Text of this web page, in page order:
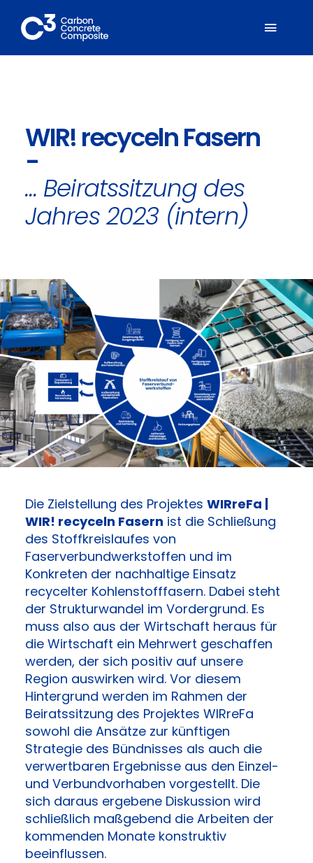
Inhalt
springen
Mitglieder
Carbonbeton
nach:
WIR! recyceln Fasern
-
… Beiratssitzung des
Jahres 2023 (intern)
Die Zielstellung des Projektes WIRreFa |
WIR! recyceln Fasern ist die Schließung
des Stoffkreislaufes von
Faserverbundwerkstoffen und im
Konkreten der nachhaltige Einsatz
recycelter Kohlenstofffasern. Dabei steht
der Strukturwandel im Vordergrund. Es
muss also aus der Wirtschaft heraus für
die Wirtschaft ein Mehrwert geschaffen
werden, der sich positiv auf unsere
Region auswirken wird. Vor diesem
Hintergrund werden im Rahmen der
Beiratssitzung des Projektes WIRreFa
sowohl die Ansätze zur künftigen
Strategie des Bündnisses als auch die
verwertbaren Ergebnisse aus den Einzel-
und Verbundvorhaben vorgestellt. Die
sich daraus ergebene Diskussion wird
schließlich maßgebend die Arbeiten der
kommenden Monate konstruktiv
beeinflussen.